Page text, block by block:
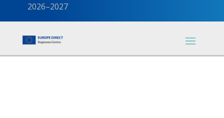
2026–2027